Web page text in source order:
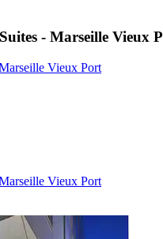
- Marseille Vieux
Vieux Port
Vieux Port